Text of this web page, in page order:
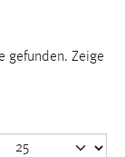
gefunden. Zeige
Funktion der